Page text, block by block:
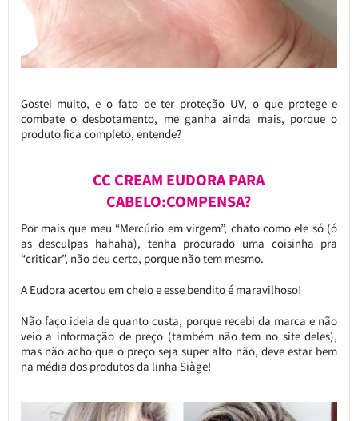
Gostei muito, e o fato de ter proteção UV, o que protege e
combate o desbotamento, me ganha ainda mais, porque o
produto fica completo, entende?
CC CREAM EUDORA PARA
CABELO:COMPENSA?
Por mais que meu “Mercúrio em virgem”, chato como ele só (ó
as desculpas hahaha), tenha procurado uma coisinha pra
“criticar”, não deu certo, porque não tem mesmo.
A Eudora acertou em cheio e esse bendito é maravilhoso!
Não faço ideia de quanto custa, porque recebi da marca e não
veio a informação de preço (também não tem no site deles),
mas não acho que o preço seja super alto não, deve estar bem
na média dos produtos da linha Siàge!